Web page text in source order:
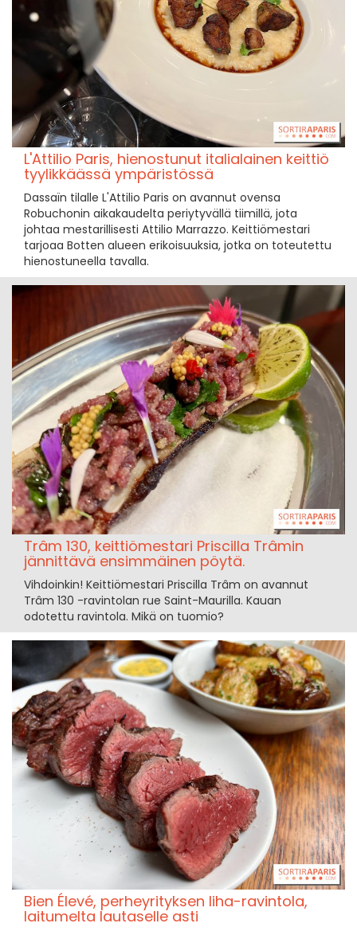
L'Attilio Paris, hienostunut italialainen keittiö
tyylikkäässä ympäristössä
Dassaïn tilalle L'Attilio Paris on avannut ovensa
Robuchonin aikakaudelta periytyvällä tiimillä, jota
johtaa mestarillisesti Attilio Marrazzo. Keittiömestari
tarjoaa Botten alueen erikoisuuksia, jotka on toteutettu
hienostuneella tavalla.
Trâm 130, keittiömestari Priscilla Trâmin
jännittävä ensimmäinen pöytä.
Vihdoinkin! Keittiömestari Priscilla Trâm on avannut
Trâm 130 -ravintolan rue Saint-Maurilla. Kauan
odotettu ravintola. Mikä on tuomio?
Bien Élevé, perheyrityksen liha-ravintola,
laitumelta lautaselle asti